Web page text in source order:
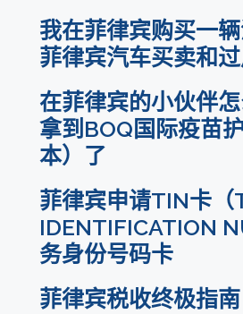
我在菲律宾购买一
菲律宾汽车买卖和
在菲律宾的小伙伴
拿到BOQ国际疫苗
本）了
菲律宾申请TIN卡（
IDENTIFICATION
务身份号码卡
菲律宾税收终极指南